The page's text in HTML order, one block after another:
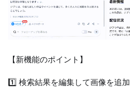
【新機能のポイント】
1️⃣ 検索結果を編集して画像を追加